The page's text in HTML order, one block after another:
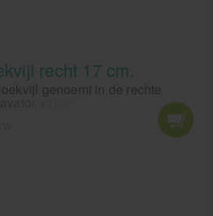
recht 17 cm.
genoemt in de rechte
of hoekvijl is 17 cm lang.